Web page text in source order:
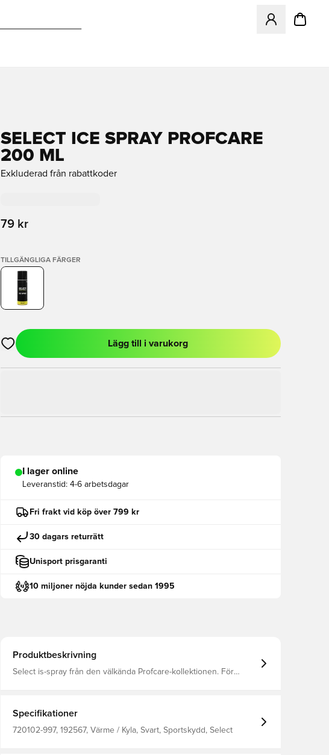
Öppnar en
SELECT ICE SPRAY PROFCARE
200 ML
Exkluderad från rabattkoder
79 kr
TILLGÄNGLIGA FÄRGER
Öppnar en Modal för att logga in eller registrera dig som medlem
Lägg till i varukorg
I lager online
Leveranstid: 4-6 arbetsdagar
Fri frakt vid köp över 799 kr
30 dagars returrätt
Unisport prisgaranti
10 miljoner nöjda kunder sedan 1995
Produktbeskrivning
Select is-spray från den välkända Profcare-kollektionen. För
Specifikationer
720102-997, 192567, Värme / Kyla, Svart, Sportskydd, Select